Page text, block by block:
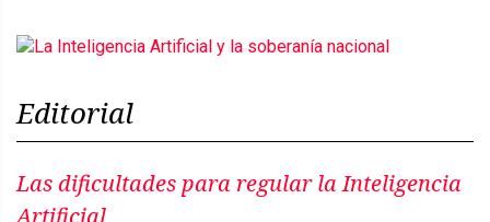
Editorial
Las dificultades para regular la Inteligencia